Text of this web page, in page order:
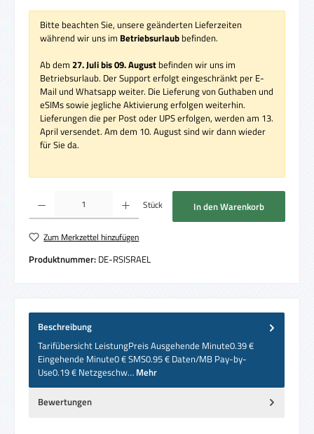
Bitte beachten Sie, unsere geänderten Lieferzeiten
während wir uns im Betriebsurlaub befinden.
Ab dem 27. Juli bis 09. August befinden wir uns im
Betriebsurlaub. Der Support erfolgt eingeschränkt per E-
Mail und Whatsapp weiter. Die Lieferung von Guthaben und
eSIMs sowie jegliche Aktivierung erfolgen weiterhin.
Lieferungen die per Post oder UPS erfolgen, werden am 13.
April versendet. Am dem 10. August sind wir dann wieder
für Sie da.
Produkt Anzahl: Gib den gewünschten Wert ein oder benutze die Schaltflächen um
Stück In den Warenkorb
Zum Merkzettel hinzufügen
Produktnummer: DE-RSISRAEL
Beschreibung
Tarifübersicht LeistungPreis Ausgehende Minute0.39 €
Eingehende Minute0 € SMS0.95 € Daten/MB Pay-by-
Use0.19 € Netzgeschw… Mehr
Bewertungen